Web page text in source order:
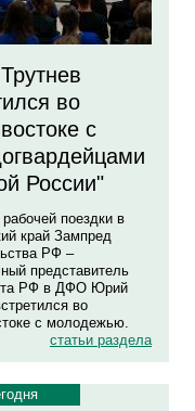
во
с
России"
поездки в
край Зампред
РФ –
представитель
РФ в ДФО Юрий
во
с молодежью.
статьи раздела